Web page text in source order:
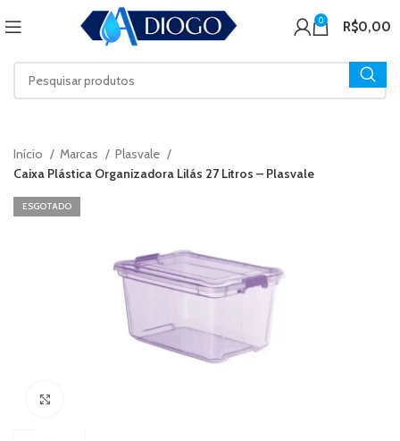
0 R$0,00
Início Marcas
Plasvale
Caixa Plástica Organizadora Lilás 27 Litros – Plasvale
ESGOTADO